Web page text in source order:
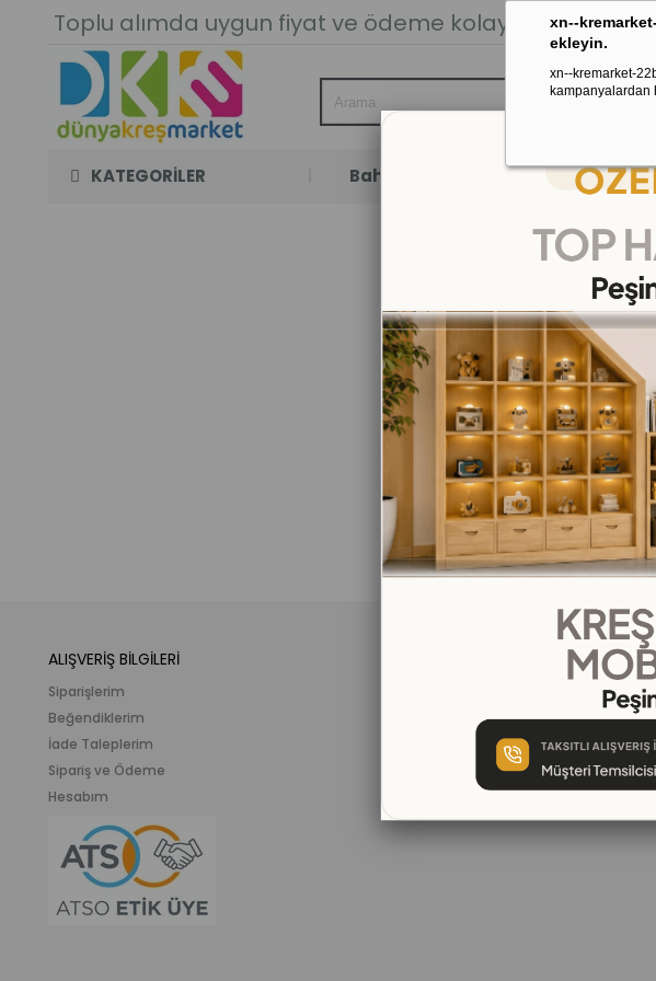
xn--
ekleyin.
xn--kremarket-
kampanyalardan
Toplu alımda uygun fiyat ve ödeme kolaylığı. Stoktan
KATEGORİLER Bahçe Oyun Odası
ALIŞVERİŞ BİLGİLERİ
Siparişlerim
Beğendiklerim
İade Taleplerim
Sipariş ve Ödeme
Hesabım
Meslek ve İlgi Köşeleri
Eğitici Plastik Oyuncak